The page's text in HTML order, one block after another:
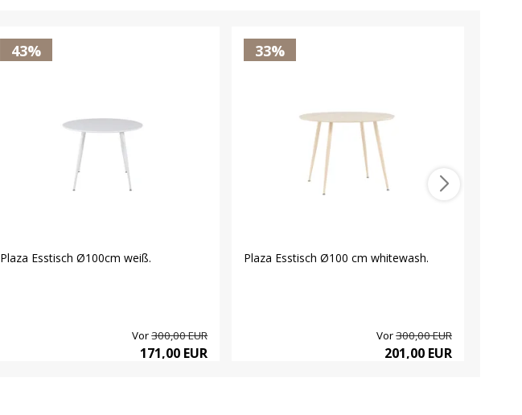
43%
Plaza Esstisch Ø100cm weiß.
Vor300,00 EUR
171,00 EUR
33%
Plaza Esstisch Ø100 cm whitewash.
Vor300,00 EUR
201,00 EUR